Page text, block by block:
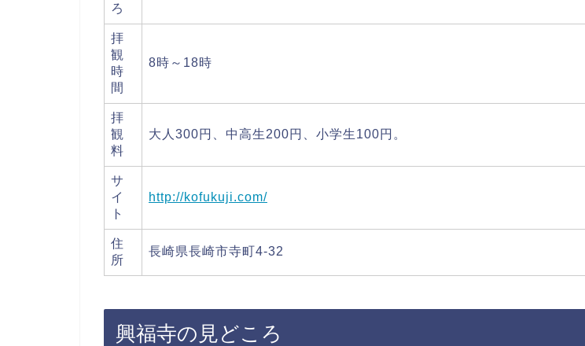
ろ
拝
観
時
間
8時～18時
拝
観
料
大人300円、中高生200円、小学生100円。
サ
イ
ト
http://kofukuji.com/
住
所
長崎県長崎市寺町4-32
興福寺の見どころ